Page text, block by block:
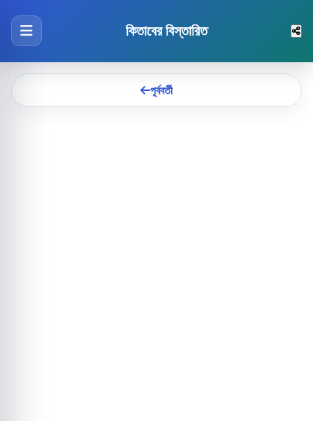
কিতাবের বিস্তারিত
পূর্ববর্তী